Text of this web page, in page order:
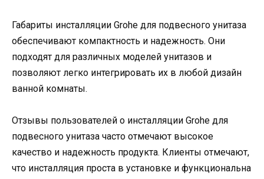
Габариты инсталляции Grohe для подвесного унитаза
обеспечивают компактность и надежность. Они
подходят для различных моделей унитазов и
позволяют легко интегрировать их в любой дизайн
ванной комнаты.
Отзывы пользователей о инсталляции Grohe для
подвесного унитаза часто отмечают высокое
качество и надежность продукта. Клиенты отмечают,
что инсталляция проста в установке и функциональна